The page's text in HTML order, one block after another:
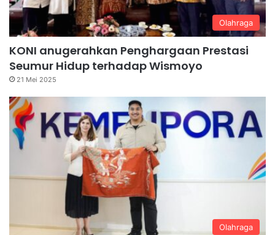
Olahraga
KONI anugerahkan Penghargaan Prestasi
Seumur Hidup terhadap Wismoyo
21 Mei 2025
Olahraga